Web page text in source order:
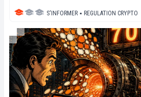
S'INFORMER ▪ REGULATION CRYPTO